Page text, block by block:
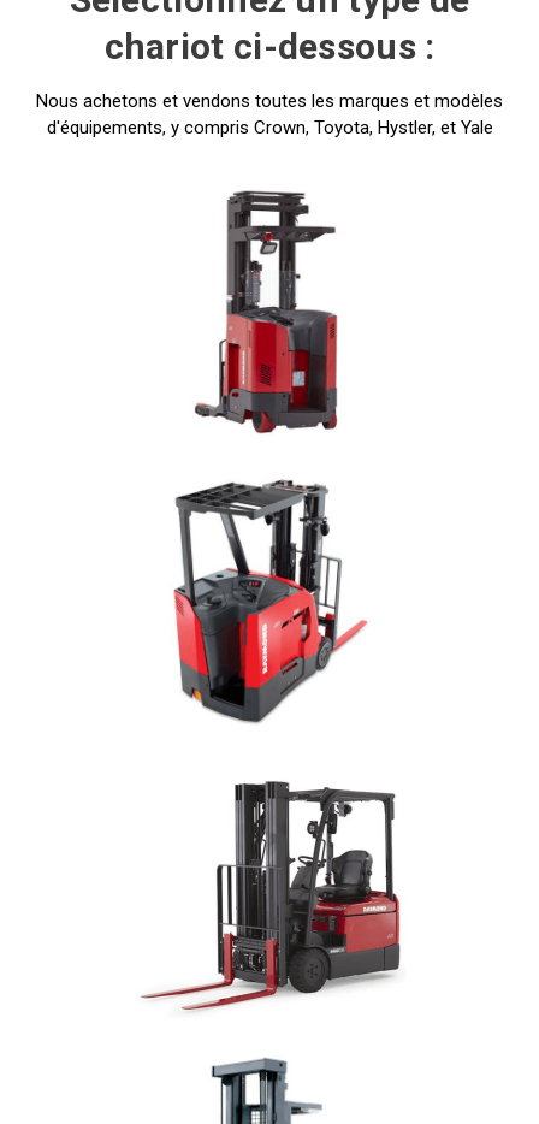
chariot ci-dessous :
Nous achetons et vendons toutes les marques et modèles
d'équipements, y compris Crown, Toyota, Hystler, et Yale